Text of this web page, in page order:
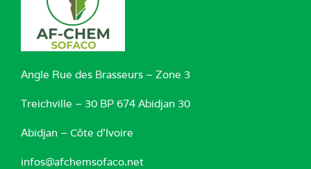
Angle Rue des Brasseurs – Zone 3
Treichville – 30 BP 674 Abidjan 30
Abidjan – Côte d’Ivoire
infos@afchemsofaco.net